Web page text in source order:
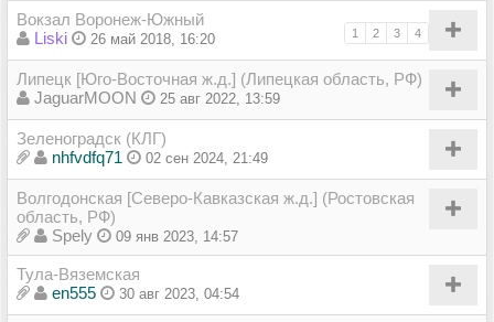
Вокзал Воронеж-Южный
1 2 3 4
Liski 26 май 2018, 16:20
Липецк [Юго-Восточная ж.д.] (Липецкая область, РФ)
JaguarMOON
25 авг 2022, 13:59
Зеленоградск (КЛГ)
nhfvdfq71
02 сен 2024, 21:49
Волгодонская [Северо-Кавказская ж.д.] (Ростовская
область, РФ)
Spely
09 янв 2023, 14:57
Тула-Вяземская
en555
30 авг 2023, 04:54